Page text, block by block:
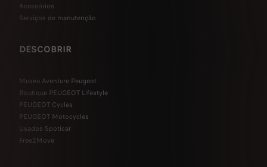
Acessórios
Serviços de manutenção
DESCOBRIR
Museu Aventure Peugeot
Boutique PEUGEOT Lifestyle
PEUGEOT Cycles
PEUGEOT Motocycles
Usados Spoticar
Free2Move